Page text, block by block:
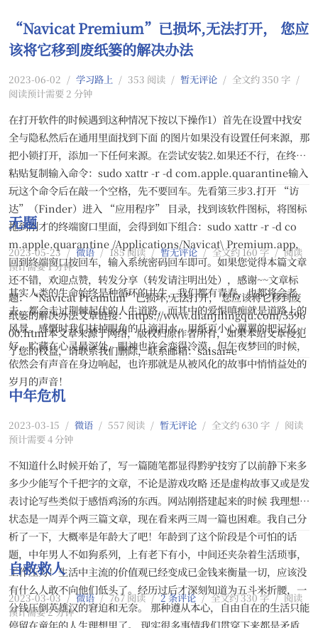
“Navicat Premium”已损坏,无法打开， 您应
该将它移到废纸篓的解决办法
2023-06-02 / 学习路上 / 353 阅读 / 暂无评论 / 全文约 350 字 /
阅读预计需要 2 分钟
在打开软件的时候遇到这种情况下按以下操作1）首先在设置中找安
全与隐私然后在通用里面找到下面 的图片如果没有设置任何来源，那
把小锁打开，添加一下任何来源。在尝试安装2.如果还不行，在终端
粘贴复制输入命令：sudo xattr -r -d com.apple.quarantine输入
玩这个命令后在敲一个空格，先不要回车。先看第三步3.打开 “访
达”（Finder）进入 “应用程序” 目录，找到该软件图标，将图标
拖到刚才的终端窗口里面，会得到如下组合：sudo xattr -r -d co
m.apple.quarantine /Applications/Navicat\ Premium.app，
回到终端窗口按回车，输入系统密码回车即可。如果您觉得本篇文章
还不错，欢迎点赞，转发分享（转发请注明出处），感谢~~文章标
题：“Navicat Premium”已损坏,无法打开， 您应该将它移到废
纸篓的解决办法文章链接：https://www.dianjilingqu.com/5596
00.html本文章来源于网络，版权归原作者所有，如果本站文章侵犯
了您的权益，请联系我们删除，联系邮箱：saisai#e
无题
2023-05-23 / 微语 / 185 阅读 / 暂无评论 / 全文约 160 字 / 阅读
预计需要 1 分钟
其实人类的生命始终是种循环的共生，我们都有青春，也都将会老
去，都会走过荆棘起伏的人生道路，而其中的爱恨嗔痴就是道路上的
风景。感慨时我们抹掉眼角的几滴泪水，用纸页小心翼翼的把记忆包
好，贮藏在心灵最深处，眼神也许会变得冷漠，但午夜梦回的时候，
依然会有声音在身边响起，也许那就是从被风化的故事中悄悄益处的
岁月的声音！
中年危机
2023-03-15 / 微语 / 557 阅读 / 暂无评论 / 全文约 630 字 / 阅读
预计需要 4 分钟
不知道什么时候开始了，写一篇随笔都显得黔驴技穷了以前静下来多
多少少能写个千把字的文章，不论是游戏攻略 还是虚构故事又或是发
表讨论写些类似于感悟鸡汤的东西。网站刚搭建起来的时候 我理想的
状态是一周弄个两三篇文章，现在看来两三周一篇也困难。我自己分
析了一下，大概率是年龄大了吧！年龄到了这个阶段是个可怕的话
题，中年男人不如狗系列，上有老下有小，中间还夹杂着生活琐事，
工作压力！生活中主流的价值观已经变成已金钱来衡量一切，应该没
有什么人敢不向他们低头了。经历过后才深刻知道为五斗米折腰，一
分钱压倒英雄汉的窘迫和无奈。 那种遵从本心，自由自在的生活只能
自救救人
2023-03-03 / 微语 / 767 阅读 / 2 条评论 / 全文约 330 字 / 阅读
预计需要 2 分钟